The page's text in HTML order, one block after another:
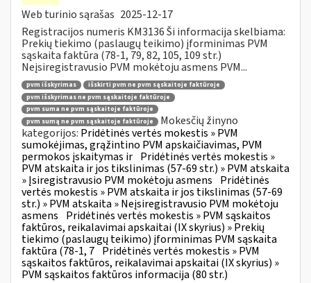
Web turinio sąrašas 2025-12-17
Registracijos numeris KM3136 Ši informacija skelbiama:
Prekių tiekimo (paslaugų teikimo) įforminimas PVM
sąskaita faktūra (78-1, 79, 82, 105, 109 str.)
Neįsiregistravusio PVM mokėtoju asmens PVM...
pvm išskyrimas
išskirti pvm ne pvm sąskaitoje faktūroje
pvm išskyrimas ne pvm sąskaitoje faktūroje
pvm suma ne pvm sąskaitoje faktūroje
pvm sumą ne pvm sąskaitoje faktūroje
Mokesčių žinyno
kategorijos: Pridėtinės vertės mokestis » PVM
sumokėjimas, grąžintino PVM apskaičiavimas, PVM
permokos įskaitymas ir Pridėtinės vertės mokestis »
PVM atskaita ir jos tikslinimas (57-69 str.) » PVM atskaita
» Įsiregistravusio PVM mokėtoju asmens Pridėtinės
vertės mokestis » PVM atskaita ir jos tikslinimas (57-69
str.) » PVM atskaita » Neįsiregistravusio PVM mokėtoju
asmens Pridėtinės vertės mokestis » PVM sąskaitos
faktūros, reikalavimai apskaitai (IX skyrius) » Prekių
tiekimo (paslaugų teikimo) įforminimas PVM sąskaita
faktūra (78-1, 7 Pridėtinės vertės mokestis » PVM
sąskaitos faktūros, reikalavimai apskaitai (IX skyrius) »
PVM sąskaitos faktūros informacija (80 str.)